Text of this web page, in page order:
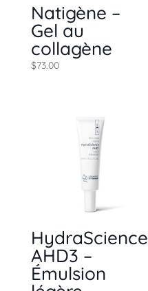
Natigène –
Gel au
collagène
$73.00
HydraScience
AHD3 –
Émulsion